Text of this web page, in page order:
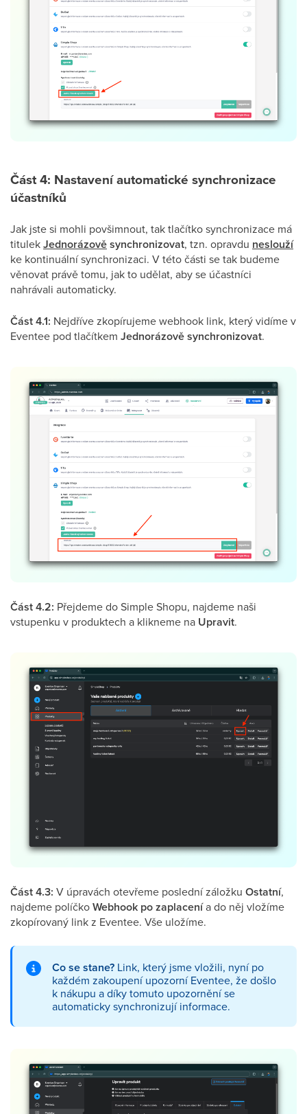
Část 4: Nastavení automatické synchronizace
účastníků
Jak jste si mohli povšimnout, tak tlačítko synchronizace má
titulekJednorázověsynchronizovat, tzn. opravdu neslouží
ke kontinuální synchronizaci. V této části se tak budeme
věnovat právě tomu, jak to udělat, aby se účastníci
nahrávali automaticky.
Část 4.1: Nejdříve zkopírujeme webhook link, který vidíme v
Eventee pod tlačítkem Jednorázově synchronizovat.
Část 4.2: Přejdeme do Simple Shopu, najdeme naši
vstupenku v produktech a klikneme na Upravit.
Část 4.3: V úpravách otevřeme poslední záložku Ostatní,
najdeme políčkoWebhook po zaplacenía do něj vložíme
zkopírovaný link z Eventee. Vše uložíme.
Co se stane? Link, který jsme vložili, nyní po
každém zakoupení upozorní Eventee, že došlo
k nákupu a díky tomuto upozornění se
automaticky synchronizují informace.